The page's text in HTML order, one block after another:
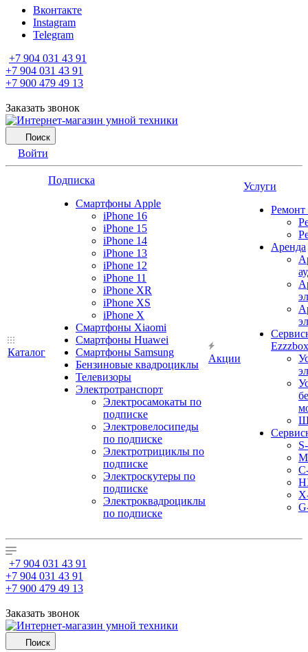
Вконтакте
Instagram
Telegram
+7 904 031 43 91
+7 904 031 43 91
+7 900 479 49 13
Заказать звонок
Поиск
Войти
Каталог
Подписка
Смартфоны Apple
iPhone 16
iPhone 15
iPhone 14
iPhone 13
iPhone 12
iPhone 11
iPhone XR
iPhone XS
iPhone X
Смартфоны Xiaomi
Смартфоны Huawei
Смартфоны Samsung
Бензиновые квадроциклы
Телевизоры
Электротранспорт
Электросамокаты по
подписке
Электровелосипеды
по подписке
Электротрициклы по
подписке
Электроскутеры по
подписке
Электроквадроциклы
по подписке
Акции
Услуги
Ремонт
Аренда
Ezzzbox
+7 904 031 43 91
+7 904 031 43 91
+7 900 479 49 13
Заказать звонок
Поиск